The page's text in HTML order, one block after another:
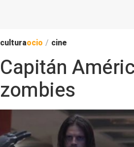
culturaocio / cine
Capitán
zombies